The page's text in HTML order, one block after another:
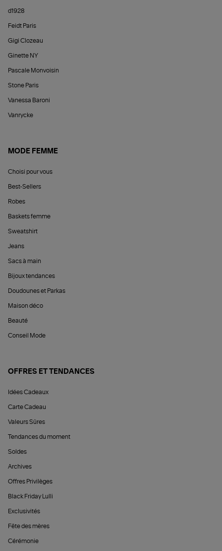
d1928
Feidt Paris
Gigi Clozeau
Ginette NY
Pascale Monvoisin
Stone Paris
Vanessa Baroni
Vanrycke
MODE FEMME
Choisi pour vous
Best-Sellers
Robes
Baskets femme
Sweatshirt
Jeans
Sacs à main
Bijoux tendances
Doudounes et Parkas
Maison déco
Beauté
Conseil Mode
OFFRES ET TENDANCES
Idées Cadeaux
Carte Cadeau
Valeurs Sûres
Tendances du moment
Soldes
Archives
Offres Privilèges
Black Friday Lulli
Exclusivités
Fête des mères
Cérémonie